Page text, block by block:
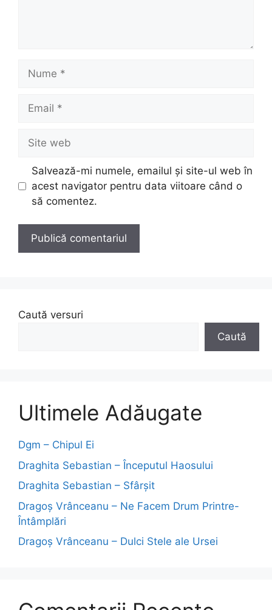
web
Salvează-mi numele, emailul și site-ul web în
acest navigator pentru data viitoare când o
să comentez.
Caută versuri
Caută
Ultimele Adăugate
Dgm – Chipul Ei
Draghita Sebastian – Începutul Haosului
Draghita Sebastian – Sfârșit
Dragoş Vrânceanu – Ne Facem Drum Printre-
Întâmplări
Dragoş Vrânceanu – Dulci Stele ale Ursei